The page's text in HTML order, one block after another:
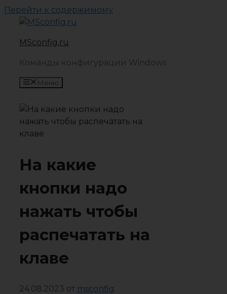
Перейти к содержимому
MSconfig.ru
Команды конфигурации Windows
Меню
На какие
кнопки надо
нажать чтобы
распечатать на
клаве
24.08.2023 от msconfig